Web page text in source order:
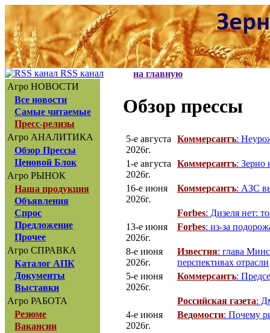
RSS канал
Агро НОВОСТИ
Все новости
Самые читаемые
Пресс-релизы
Агро АНАЛИТИКА
Обзор Прессы
Ценовой Блок
Агро РЫНОК
Наша продукция
Объявления
Спрос
Предложение
Прочее
Агро СПРАВКА
Каталог АПК
Документы
Выставки
Агро РАБОТА
Резюме
Вакансии
на главную
Обзор прессы
5-е августа
2026г.
Коммерсантъ:
1-е августа
2026г.
Коммерсантъ: Зерно
16-е июня
2026г.
Коммерсантъ: АЗС
Forbes: Дизеля нет:
13-е июня
2026г.
Forbes: из-за
8-е июня
2026г.
Известия: глава
перспективах отрасли
5-е июня
2026г.
Коммерсантъ:
Российская газета:
4-е июня
2026г.
Ведомости: Почему